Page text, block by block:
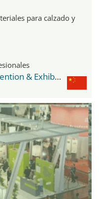
para calzado y
Wenzhou International Convention & Exhibition Center